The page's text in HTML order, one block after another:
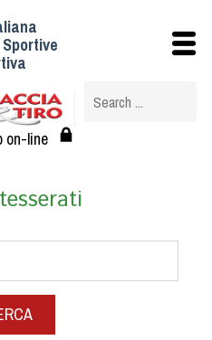
on-line
Veterinari federali
e Affiliazioni